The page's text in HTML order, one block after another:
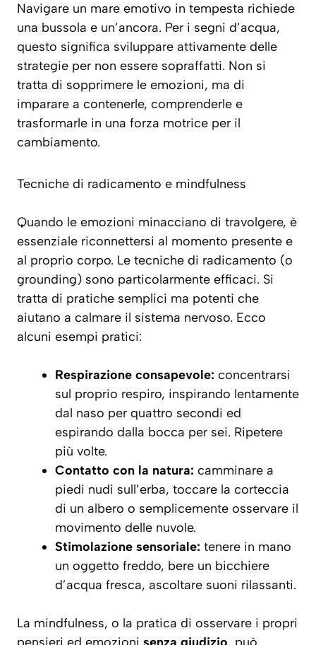
Navigare un mare emotivo in tempesta richiede
una bussola e un’ancora. Per i segni d’acqua,
questo significa sviluppare attivamente delle
strategie per non essere sopraffatti. Non si
tratta di sopprimere le emozioni, ma di
imparare a contenerle, comprenderle e
trasformarle in una forza motrice per il
cambiamento.
Tecniche di radicamento e mindfulness
Quando le emozioni minacciano di travolgere, è
essenziale riconnettersi al momento presente e
al proprio corpo. Le tecniche di radicamento (o
grounding) sono particolarmente efficaci. Si
tratta di pratiche semplici ma potenti che
aiutano a calmare il sistema nervoso. Ecco
alcuni esempi pratici:
Respirazione consapevole: concentrarsi
sul proprio respiro, inspirando lentamente
dal naso per quattro secondi ed
espirando dalla bocca per sei. Ripetere
più volte.
Contatto con la natura: camminare a
piedi nudi sull’erba, toccare la corteccia
di un albero o semplicemente osservare il
movimento delle nuvole.
Stimolazione sensoriale: tenere in mano
un oggetto freddo, bere un bicchiere
d’acqua fresca, ascoltare suoni rilassanti.
La mindfulness, o la pratica di osservare i propri